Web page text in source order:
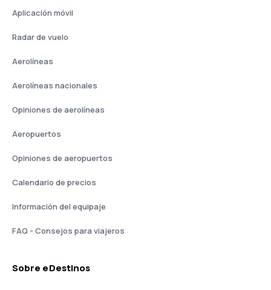
Aplicación móvil
Radar de vuelo
Aerolíneas
Aerolíneas nacionales
Opiniones de aerolíneas
Aeropuertos
Opiniones de aeropuertos
Calendario de precios
Información del equipaje
FAQ - Consejos para viajeros
Sobre eDestinos